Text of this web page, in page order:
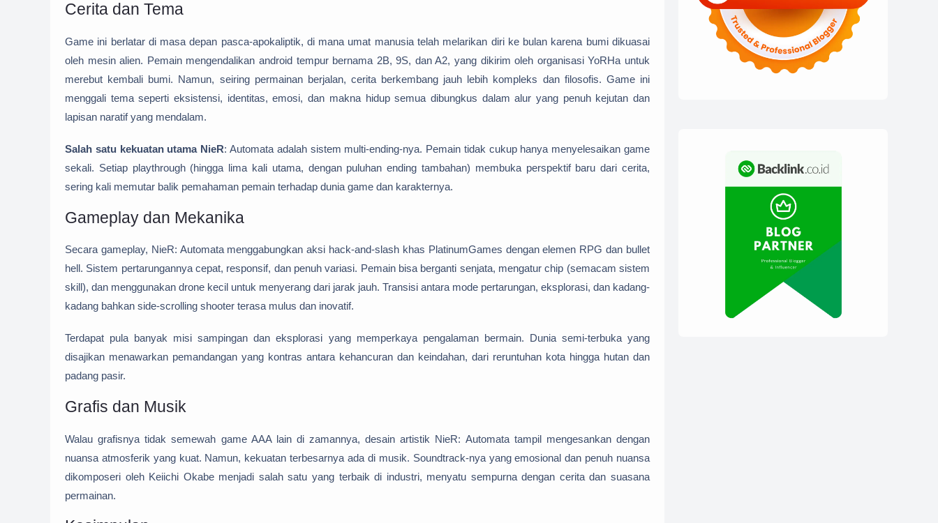
Cerita dan Tema
Game ini berlatar di masa depan pasca-apokaliptik, di mana umat manusia telah melarikan diri ke bulan karena bumi dikuasai
oleh mesin alien. Pemain mengendalikan android tempur bernama 2B, 9S, dan A2, yang dikirim oleh organisasi YoRHa untuk
merebut kembali bumi. Namun, seiring permainan berjalan, cerita berkembang jauh lebih kompleks dan filosofis. Game ini
menggali tema seperti eksistensi, identitas, emosi, dan makna hidup semua dibungkus dalam alur yang penuh kejutan dan
lapisan naratif yang mendalam.
Salah satu kekuatan utama NieR: Automata adalah sistem multi-ending-nya. Pemain tidak cukup hanya menyelesaikan game
sekali. Setiap playthrough (hingga lima kali utama, dengan puluhan ending tambahan) membuka perspektif baru dari cerita,
sering kali memutar balik pemahaman pemain terhadap dunia game dan karakternya.
Gameplay dan Mekanika
Secara gameplay, NieR: Automata menggabungkan aksi hack-and-slash khas PlatinumGames dengan elemen RPG dan bullet
hell. Sistem pertarungannya cepat, responsif, dan penuh variasi. Pemain bisa berganti senjata, mengatur chip (semacam sistem
skill), dan menggunakan drone kecil untuk menyerang dari jarak jauh. Transisi antara mode pertarungan, eksplorasi, dan kadang-
kadang bahkan side-scrolling shooter terasa mulus dan inovatif.
Terdapat pula banyak misi sampingan dan eksplorasi yang memperkaya pengalaman bermain. Dunia semi-terbuka yang
disajikan menawarkan pemandangan yang kontras antara kehancuran dan keindahan, dari reruntuhan kota hingga hutan dan
padang pasir.
Grafis dan Musik
Walau grafisnya tidak semewah game AAA lain di zamannya, desain artistik NieR: Automata tampil mengesankan dengan
nuansa atmosferik yang kuat. Namun, kekuatan terbesarnya ada di musik. Soundtrack-nya yang emosional dan penuh nuansa
dikomposeri oleh Keiichi Okabe menjadi salah satu yang terbaik di industri, menyatu sempurna dengan cerita dan suasana
permainan.